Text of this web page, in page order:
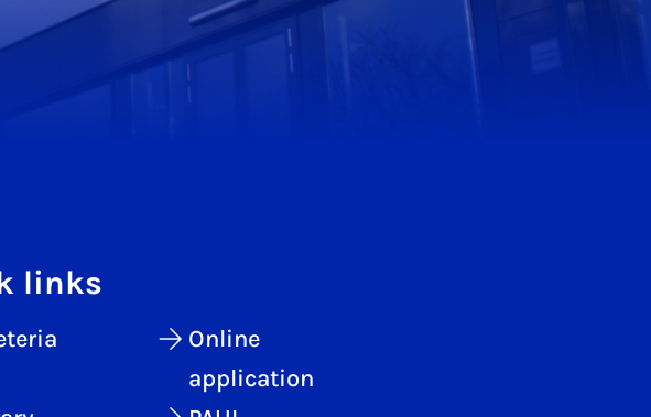
links
Online
application